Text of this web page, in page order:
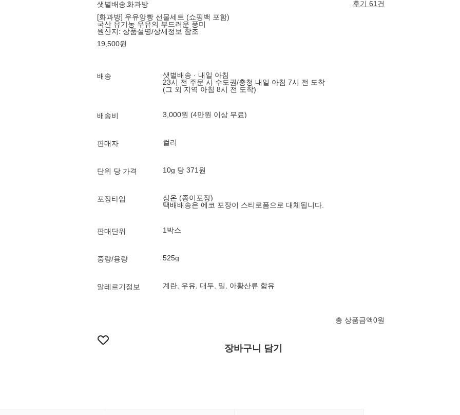
샛별배송 화과방
후기 61건
[화과방] 우유앙빵 선물세트 (쇼핑백 포함)
국산 유기농 우유의 부드러운 풍미
원산지: 상품설명/상세정보 참조
19,500원
배송
샛별배송 · 내일 아침
23시 전 주문 시 수도권/충청 내일 아침 7시 전 도착
(그 외 지역 아침 8시 전 도착)
배송비 3,000원 (4만원 이상 무료)
판매자 컬리
단위 당 가격 10g 당 371원
포장타입
상온 (종이포장)
택배배송은 에코 포장이 스티로폼으로 대체됩니다.
판매단위 1박스
중량/용량 525g
알레르기정보 계란, 우유, 대두, 밀, 아황산류 함유
총 상품금액0원
장바구니 담기